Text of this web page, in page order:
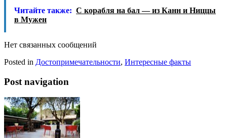
Читайте также: С корабля на бал — из Канн и Ниццы
в Мужен
Нет связанных сообщений
Posted in Достопримечательности, Интересные факты
Post navigation